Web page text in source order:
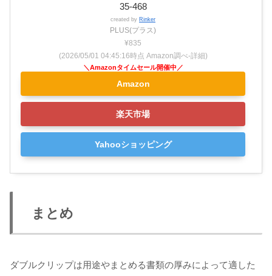
35-468
created by Rinker
PLUS(プラス)
¥835
(2026/05/01 04:45:16時点 Amazon調べ-詳細)
Amazon
楽天市場
Yahooショッピング
まとめ
ダブルクリップは用途やまとめる書類の厚みによって適した